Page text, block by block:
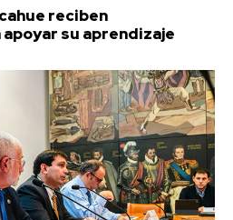
reciben
su aprendizaje